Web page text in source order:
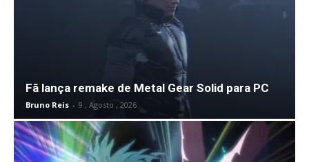
Fã lança remake de Metal Gear Solid para PC
Bruno Reis - 9 , Agosto , 2026